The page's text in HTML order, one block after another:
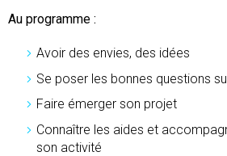
Au programme :
Avoir des envies, des idées
Se poser les bonnes questions
Faire émerger son projet
Connaître les aides et
son activité